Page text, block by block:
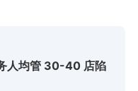
人均管 30-40 店陷